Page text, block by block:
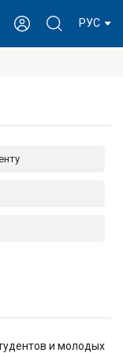
РУС
и молодых